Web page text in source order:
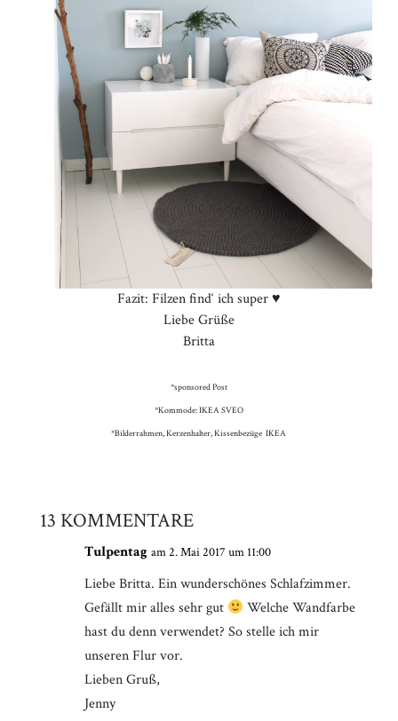
Fazit: Filzen find‘ ich super ♥
Liebe Grüße
Britta
*sponsored Post
*Kommode: IKEA SVEO
*Bilderrahmen, Kerzenhalter, Kissenbezüge IKEA
13 KOMMENTARE
Tulpentag am 2. Mai 2017 um 11:00
Liebe Britta. Ein wunderschönes Schlafzimmer.
Gefällt mir alles sehr gut
Welche Wandfarbe
hast du denn verwendet? So stelle ich mir
unseren Flur vor.
Lieben Gruß,
Jenny